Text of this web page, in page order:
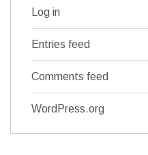
Log in
Entries feed
Comments feed
WordPress.org